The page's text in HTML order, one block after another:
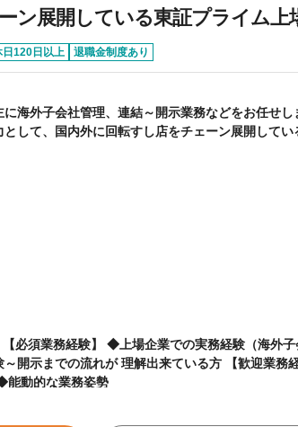
ン展開している東証プライム上
日120日以上 退職金制度あり
海外子会社管理、連結～開示業務などをお任せ
して、国内外に回転すし店をチェーン展開して
れが 理解出来ている方 【歓迎業務経験】 ◆マネジメン
能動的な業務姿勢